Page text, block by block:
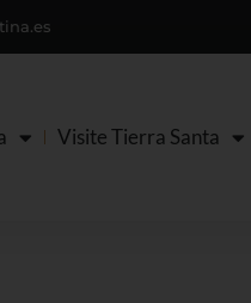
Visite Tierra Santa